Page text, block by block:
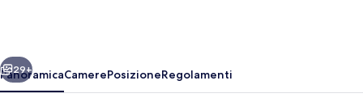
West
Avanti
29+
PanoramicaCamerePosizioneRegolamenti